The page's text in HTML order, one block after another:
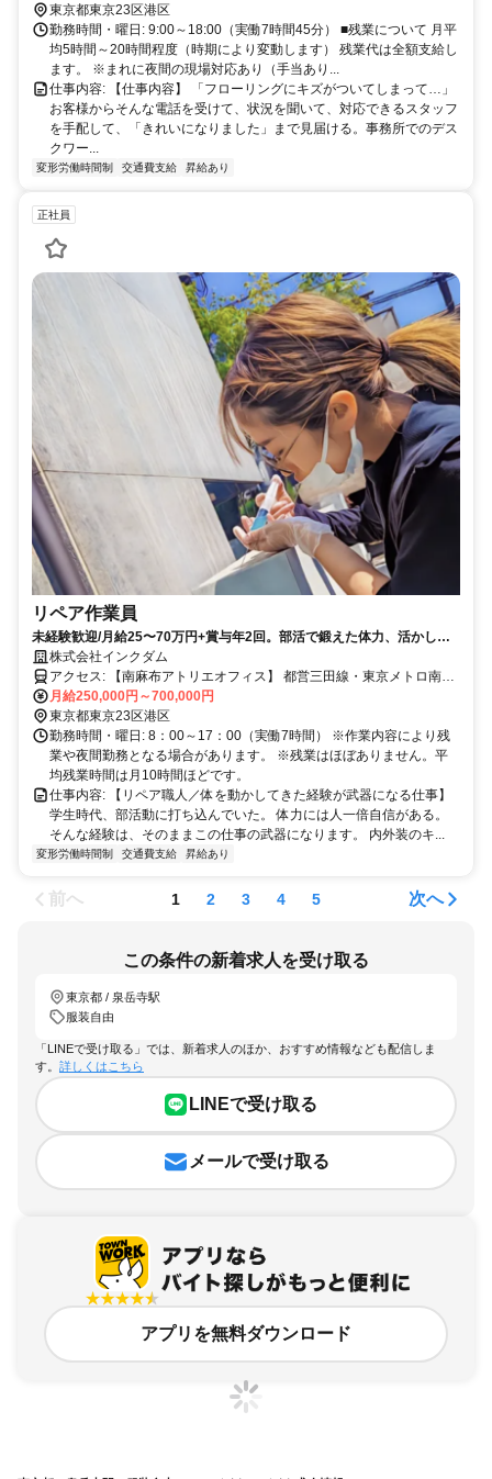
東京都東京23区港区
勤務時間・曜日: 9:00～18:00（実働7時間45分） ■残業について 月平
均5時間～20時間程度（時期により変動します） 残業代は全額支給し
ます。 ※まれに夜間の現場対応あり（手当あり...
仕事内容: 【仕事内容】 「フローリングにキズがついてしまって…」
お客様からそんな電話を受けて、状況を聞いて、対応できるスタッフ
を手配して、「きれいになりました」まで見届ける。事務所でのデス
クワー...
変形労働時間制 交通費支給 昇給あり
正社員
リペア作業員
未経験歓迎/月給25〜70万円+賞与年2回。部活で鍛えた体力、活かしま
せんか。
株式会社インクダム
アクセス: 【南麻布アトリエオフィス】 都営三田線・東京メトロ南北
線「白金高輪駅」から徒歩6分
月給250,000円～700,000円
東京都東京23区港区
勤務時間・曜日: 8：00～17：00（実働7時間） ※作業内容により残
業や夜間勤務となる場合があります。 ※残業はほぼありません。平
均残業時間は月10時間ほどです。
仕事内容: 【リペア職人／体を動かしてきた経験が武器になる仕事】
学生時代、部活動に打ち込んでいた。 体力には人一倍自信がある。
そんな経験は、そのままこの仕事の武器になります。 内外装のキ...
変形労働時間制 交通費支給 昇給あり
前へ 1 2 3 4 5 次へ
この条件の新着求人を受け取る
東京都 / 泉岳寺駅
服装自由
「LINEで受け取る」では、新着求人のほか、おすすめ情報なども配信しま
す。 詳しくはこちら
LINEで受け取る
メールで受け取る
アプリを無料ダウンロード